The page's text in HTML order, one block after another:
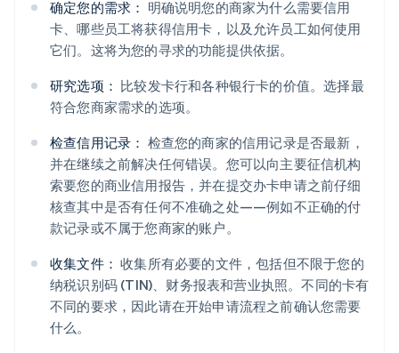
确定您的需求： 明确说明您的商家为什么需要信用
卡、哪些员工将获得信用卡，以及允许员工如何使用
它们。这将为您的寻求的功能提供依据。
研究选项： 比较发卡行和各种银行卡的价值。选择最
符合您商家需求的选项。
检查信用记录： 检查您的商家的信用记录是否最新，
并在继续之前解决任何错误。您可以向主要征信机构
索要您的商业信用报告，并在提交办卡申请之前仔细
核查其中是否有任何不准确之处——例如不正确的付
款记录或不属于您商家的账户。
收集文件： 收集所有必要的文件，包括但不限于您的
纳税识别码 (TIN)、财务报表和营业执照。不同的卡有
不同的要求，因此请在开始申请流程之前确认您需要
什么。